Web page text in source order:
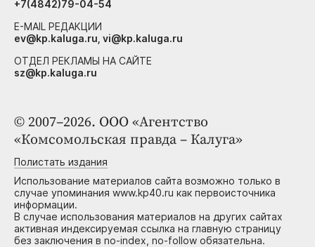
© 2007–2026. ООО «Агентство
«Комсомольская правда – Калуга»
Полистать издания
Использование материалов сайта возможно только в
случае упоминания www.kp40.ru как первоисточника
информации.
В случае использования материалов на других сайтах
активная индексируемая ссылка на главную страницу
без заключения в no-index, no-follow обязательна.
+7(4842)79-04-54
E-MAIL РЕДАКЦИИ
ev@kp.kaluga.ru, vi@kp.kaluga.ru
ОТДЕЛ РЕКЛАМЫ НА САЙТЕ
sz@kp.kaluga.ru